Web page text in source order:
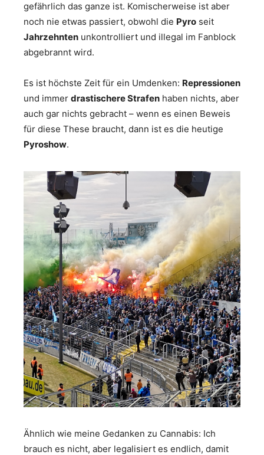
gefährlich das ganze ist. Komischerweise ist aber
noch nie etwas passiert, obwohl die Pyro seit
Jahrzehnten unkontrolliert und illegal im Fanblock
abgebrannt wird.
Es ist höchste Zeit für ein Umdenken: Repressionen
und immer drastischere Strafen haben nichts, aber
auch gar nichts gebracht – wenn es einen Beweis
für diese These braucht, dann ist es die heutige
Pyroshow.
Ähnlich wie meine Gedanken zu Cannabis: Ich
brauch es nicht, aber legalisiert es endlich, damit